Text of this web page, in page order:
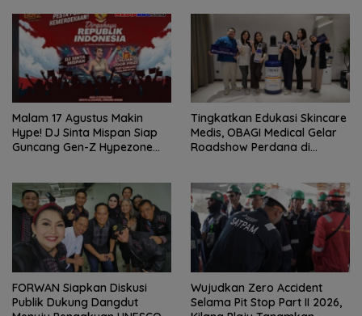
Malam 17 Agustus Makin
Hype! DJ Sinta Mispan Siap
Guncang Gen-Z Hypezone
Tingkatkan Edukasi Skincare
Medis, OBAGI Medical Gelar
Roadshow Perdana di
FORWAN Siapkan Diskusi
Publik Dukung Dangdut
Wujudkan Zero Accident
Selama Pit Stop Part II 2026,